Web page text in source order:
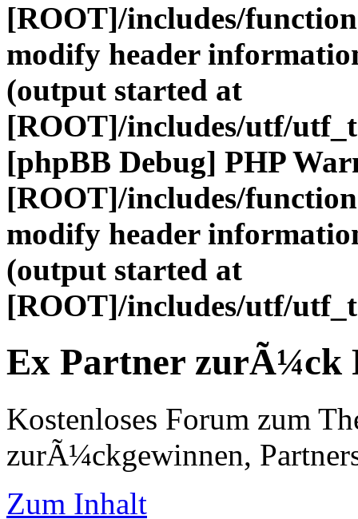
[ROOT]/includes/
modify header
(output started at
[ROOT]/includes/utf/
[phpBB Debug] PHP
[ROOT]/includes/
modify header
(output started at
[ROOT]/includes/utf/
Ex Partner zurÃ¼ck
Kostenloses Forum zum
zurÃ¼ckgewinnen,
Zum Inhalt